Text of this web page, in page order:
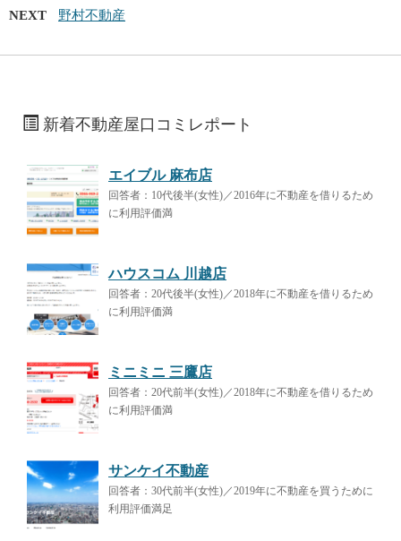
NEXT
野村不動産
新着不動産屋口コミレポート
エイブル 麻布店
回答者：10代後半(女性)／2016年に不動産を借りるため
に利用評価満
ハウスコム 川越店
回答者：20代後半(女性)／2018年に不動産を借りるため
に利用評価満
ミニミニ 三鷹店
回答者：20代前半(女性)／2018年に不動産を借りるため
に利用評価満
サンケイ不動産
回答者：30代前半(女性)／2019年に不動産を買うために
利用評価満足